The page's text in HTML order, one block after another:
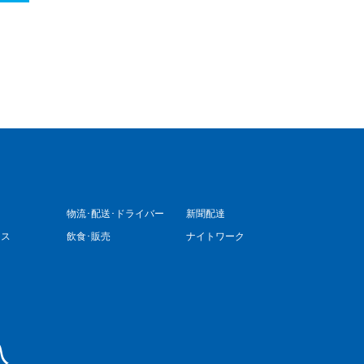
物流･配送･ドライバー
新聞配達
飲食･販売 ナイトワーク